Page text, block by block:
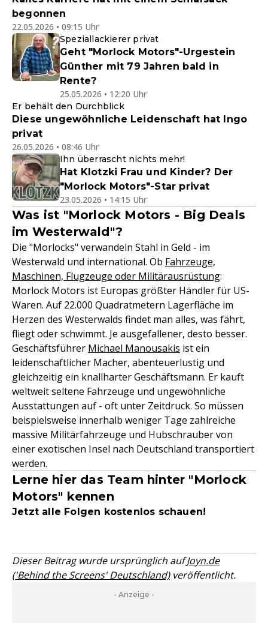
begonnen
22.05.2026 • 09:15 Uhr
Speziallackierer privat
Geht "Morlock Motors"-Urgestein
Günther mit 79 Jahren bald in
Rente?
25.05.2026 • 12:20 Uhr
Er behält den Durchblick
Diese ungewöhnliche Leidenschaft hat Ingo
privat
26.05.2026 • 08:46 Uhr
Ihn überrascht nichts mehr!
Hat Klotzki Frau und Kinder? Der
"Morlock Motors"-Star privat
23.05.2026 • 14:15 Uhr
Was ist "Morlock Motors - Big Deals
im Westerwald"?
Die "Morlocks" verwandeln Stahl in Geld - im
Westerwald und international. Ob Fahrzeuge,
Maschinen, Flugzeuge oder Militärausrüstung:
Morlock Motors ist Europas größter Händler für US-
Waren. Auf 22.000 Quadratmetern Lagerfläche im
Herzen des Westerwalds findet man alles, was fährt,
fliegt oder schwimmt. Je ausgefallener, desto besser.
Geschäftsführer Michael Manousakis ist ein
leidenschaftlicher Macher, abenteuerlustig und
gleichzeitig ein knallharter Geschäftsmann. Er kauft
weltweit seltene Fahrzeuge und ungewöhnliche
Ausstattungen auf - oft unter Zeitdruck. So müssen
beispielsweise innerhalb weniger Tage zahlreiche
massive Militärfahrzeuge und Hubschrauber von
einer exotischen Insel nach Deutschland transportiert
werden.
Lerne hier das Team hinter "Morlock
Motors" kennen
Jetzt alle Folgen kostenlos schauen!
Dieser Beitrag wurde ursprünglich aufJoyn.de
('Behind the Screens' Deutschland)veröffentlicht.
- Anzeige -